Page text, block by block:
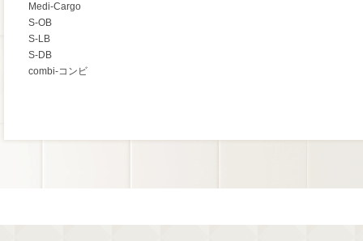
Medi-Cargo
S-OB
S-LB
S-DB
combi-コンビ